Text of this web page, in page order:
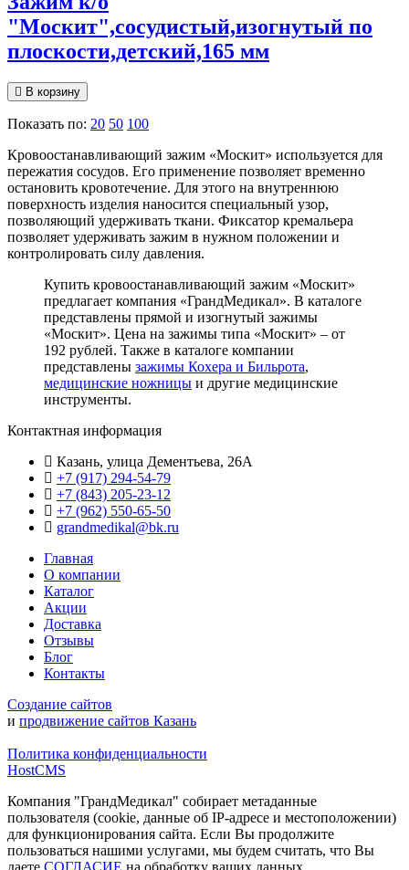
"Москит",сосудистый,изогнутый по
плоскости,детский,165 мм
В корзину
Показать по: 20 50 100
Кровоостанавливающий зажим «Москит» используется для
пережатия сосудов. Его применение позволяет временно
остановить кровотечение. Для этого на внутреннюю
поверхность изделия наносится специальный узор,
позволяющий удерживать ткани. Фиксатор кремальера
позволяет удерживать зажим в нужном положении и
контролировать силу давления.
Купить кровоостанавливающий зажим «Москит»
предлагает компания «ГрандМедикал». В каталоге
представлены прямой и изогнутый зажимы
«Москит». Цена на зажимы типа «Москит» – от
192 рублей. Также в каталоге компании
представлены зажимы Кохера и Бильрота,
медицинские ножницы и другие медицинские
инструменты.
Контактная информация
Казань, улица Дементьева, 26А
+7 (917) 294-54-79
+7 (843) 205-23-12
+7 (962) 550‑65‑50‬
grandmedikal@bk.ru
Главная
О компании
Каталог
Акции
Доставка
Отзывы
Блог
Контакты
Создание сайтов
и продвижение сайтов Казань
Политика конфиденциальности
HostCMS
Компания "ГрандМедикал" собирает метаданные
пользователя (cookie, данные об IP-адресе и местоположении)
для функционирования сайта. Если Вы продолжите
пользоваться нашими услугами, мы будем считать, что Вы
даете СОГЛАСИЕ на обработку ваших данных